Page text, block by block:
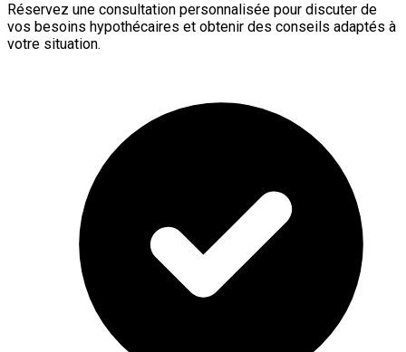
Réservez une consultation personnalisée pour discuter de
vos besoins hypothécaires et obtenir des conseils adaptés à
votre situation.